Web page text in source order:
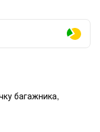
багажника,